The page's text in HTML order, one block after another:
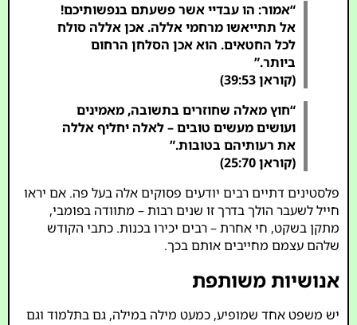
“אמור: הו עבדיי אשר פשעתם בנפשותיכם!
אל תתייאשו מרחמי אללה. אכן אללה סולח
לכל החטאים. הוא אכן הסלחן הרחום
ביותר.”
(קוראן 39:53)
“חוץ מאלה שחוזרים בתשובה, מאמינים
ועושים מעשים טובים – לאלה יחליף אללה
את רעותיהם בטובות.”
(קוראן 25:70)
פלסטינים דתיים רבים יודעים פסוקים אלה בעל פה. אם יראו
חייל לשעבר הולך בדרך זו שנים רבות – מתוודה בפומבי,
מתקן בשקט, חי אחרת – רבים יכירו בכנות. כתבי הקודש
שלהם עצמם מחייבים אותם בכך.
אנושיות משותפת
יש משפט אחד שמופיע, כמעט מילה במילה, גם בתלמוד וגם